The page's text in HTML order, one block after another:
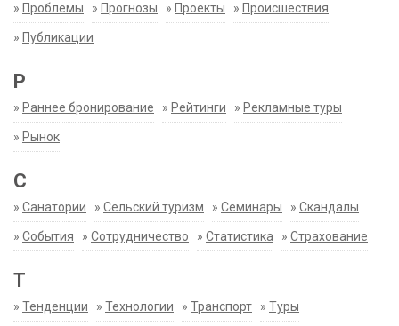
» Проблемы » Прогнозы » Проекты » Происшествия
» Публикации
Р
» Раннее бронирование » Рейтинги » Рекламные туры
» Рынок
С
» Санатории » Сельский туризм » Семинары » Скандалы
» События » Сотрудничество » Статистика » Страхование
Т
» Тенденции » Технологии » Транспорт » Туры